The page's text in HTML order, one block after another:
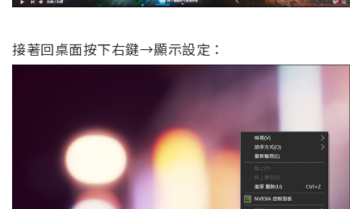
接著回桌面按下右鍵→顯示設定：